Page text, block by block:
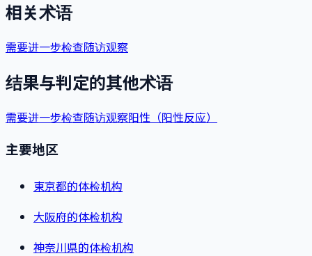
相关术语
需要进一步检查随访观察
结果与判定的其他术语
需要进一步检查随访观察阳性（阳性反应）
主要地区
東京都的体检机构
大阪府的体检机构
神奈川県的体检机构